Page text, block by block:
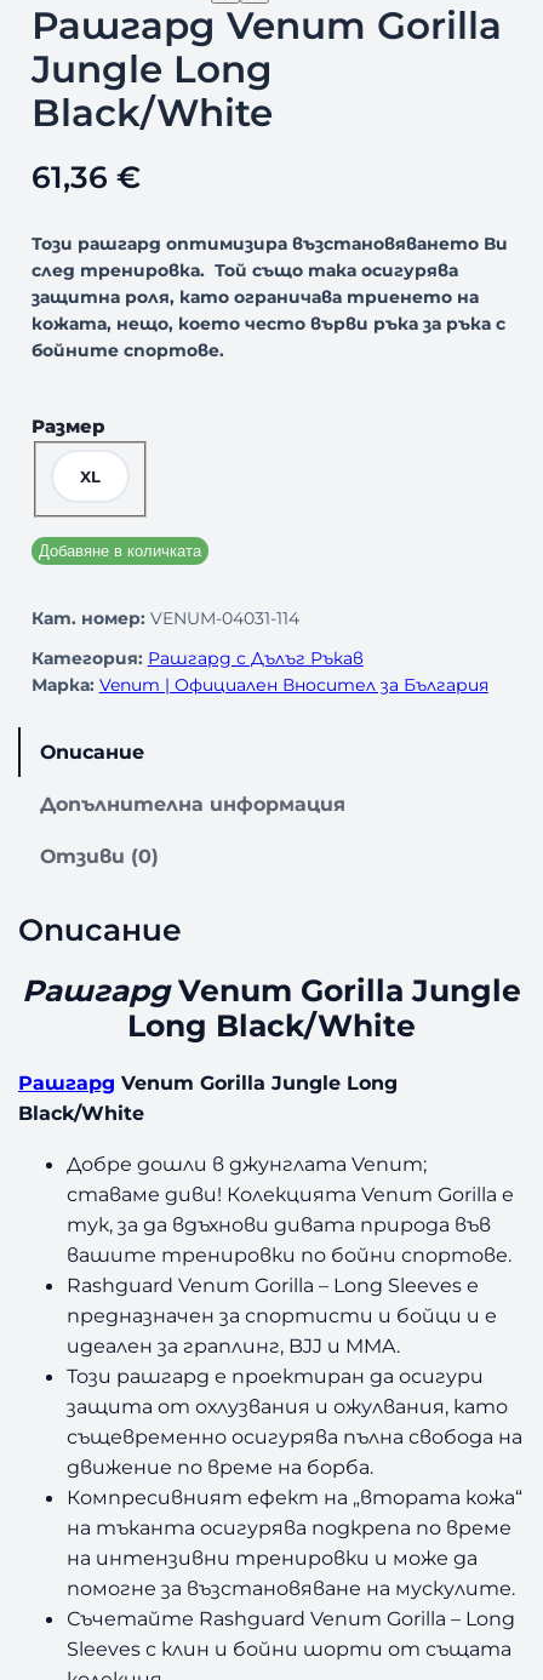
Рашгард Venum Gorilla
Jungle Long
Black/White
61,36 €
Този рашгард оптимизира възстановяването Ви
след тренировка. Той също така осигурява
защитна роля, като ограничава триенето на
кожата, нещо, което често върви ръка за ръка с
бойните спортове.
Размер
XL
Добавяне в количката
Кат. номер: VENUM-04031-114
Категория: Рашгард с Дълъг Ръкав
Марка: Venum | Официален Вносител за България
Описание
Допълнителна информация
Отзиви (0)
Описание
РашгардVenum Gorilla Jungle
Long Black/White
Рашгард Venum Gorilla Jungle Long
Black/White
Добре дошли в джунглата Venum;
ставаме диви! Колекцията Venum Gorilla е
тук, за да вдъхнови дивата природа във
вашите тренировки по бойни спортове.
Rashguard Venum Gorilla – Long Sleeves е
предназначен за спортисти и бойци и е
идеален за граплинг, BJJ и MMA.
Този рашгард е проектиран да осигури
защита от охлузвания и ожулвания, като
същевременно осигурява пълна свобода на
движение по време на борба.
Компресивният ефект на „втората кожа“
на тъканта осигурява подкрепа по време
на интензивни тренировки и може да
помогне за възстановяване на мускулите.
Съчетайте Rashguard Venum Gorilla – Long
Sleeves с клин и бойни шорти от същата